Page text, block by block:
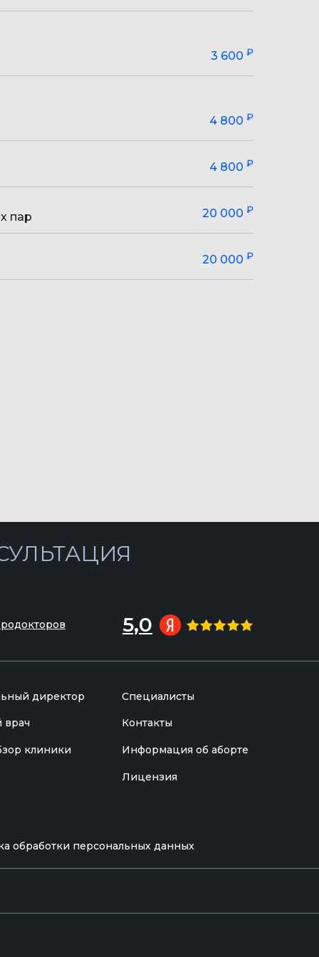
3 600 ₽
4 800 ₽
4 800 ₽
пар 20 000 ₽
20 000 ₽
5,0
Специалисты
Лицензия
клиники Информация об аборте
обработки персональных данных
Контакты
директор
врач
офертой, определяемой
за ущерб или убытки, понесённые